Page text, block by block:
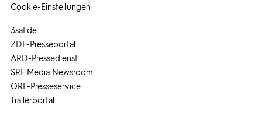
3sat.de
ZDF-Presseportal
ARD-Pressedienst
SRF Media Newsroom
ORF-Presseservice
Trailerportal
Cookie-Einstellungen